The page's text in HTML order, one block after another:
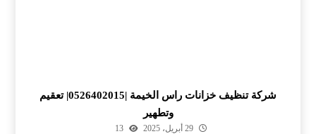
شركة تنظيف خزانات راس الخيمة |0526402015| تعقيم
وتطهير
29 أبريل، 2025 13